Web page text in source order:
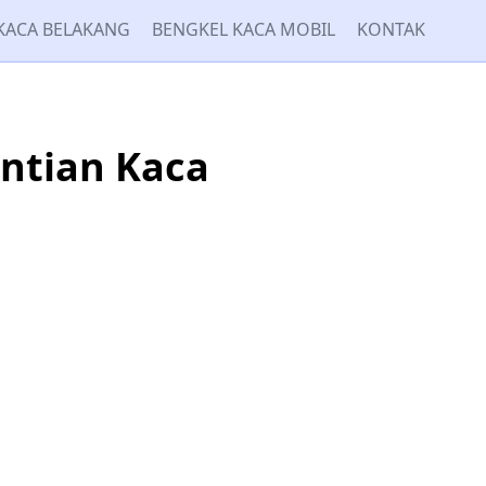
BELAKANG BENGKEL KACA MOBIL KONTAK
Kaca